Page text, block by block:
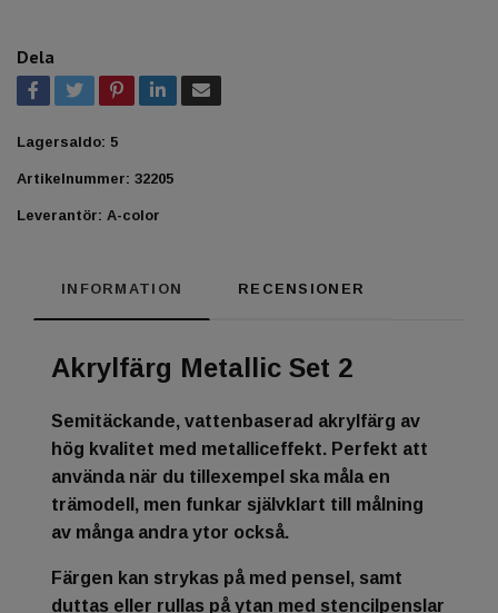
Dela
Lagersaldo: 5
Artikelnummer: 32205
Leverantör: A-color
INFORMATION RECENSIONER
Akrylfärg Metallic Set 2
Semitäckande, vattenbaserad akrylfärg av
hög kvalitet med metalliceffekt. Perfekt att
använda när du tillexempel ska måla en
trämodell, men funkar självklart till målning
av många andra ytor också.
Färgen kan strykas på med pensel, samt
duttas eller rullas på ytan med stencilpenslar